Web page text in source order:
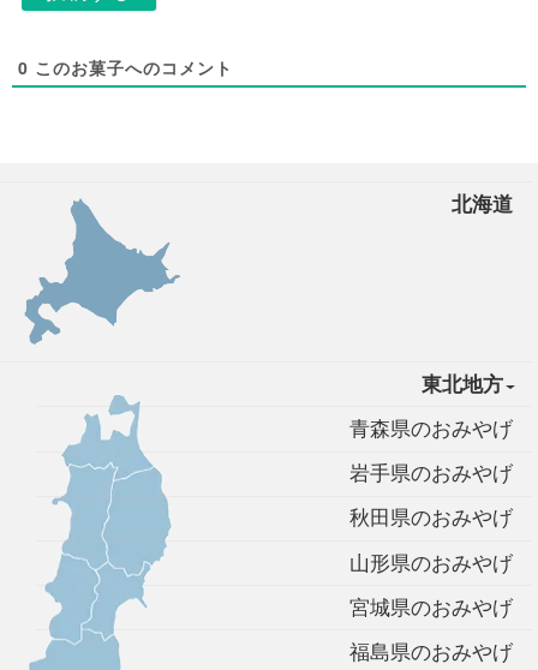
北海道
東北地方
青森県のおみやげ
岩手県のおみやげ
秋田県のおみやげ
山形県のおみやげ
宮城県のおみやげ
福島県のおみやげ
0 このお菓子へのコメント